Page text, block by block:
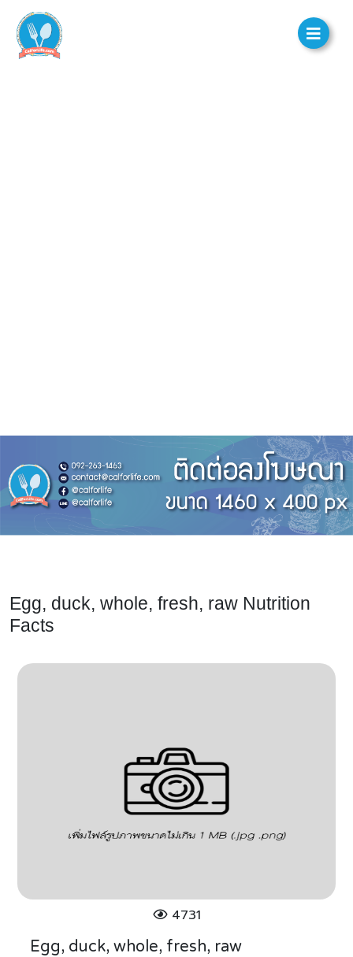
Egg, duck, whole, fresh, raw Nutrition
Facts
4731
Egg, duck, whole, fresh, raw